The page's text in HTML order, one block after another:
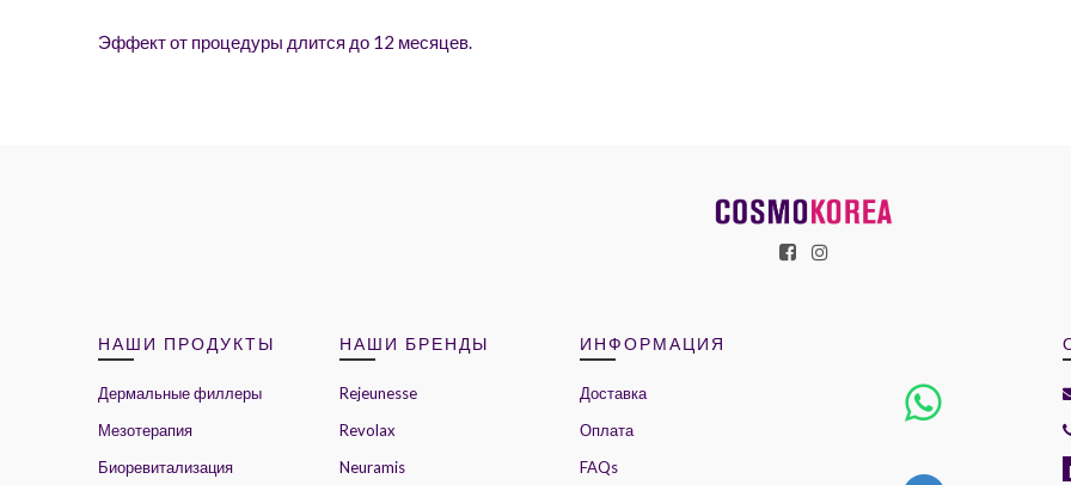
Эффект от процедуры длится до 12 месяцев.
НАШИ ПРОДУКТЫ
Дермальные филлеры
Мезотерапия
Биоревитализация
НАШИ БРЕНДЫ
Rejeunesse
Revolax
Neuramis
ИНФОРМАЦИЯ
Доставка
Оплата
FAQs